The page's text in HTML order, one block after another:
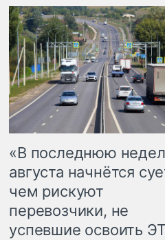
«В последнюю
августа начнётся
чем рискуют
перевозчики, не
успевшие освоить